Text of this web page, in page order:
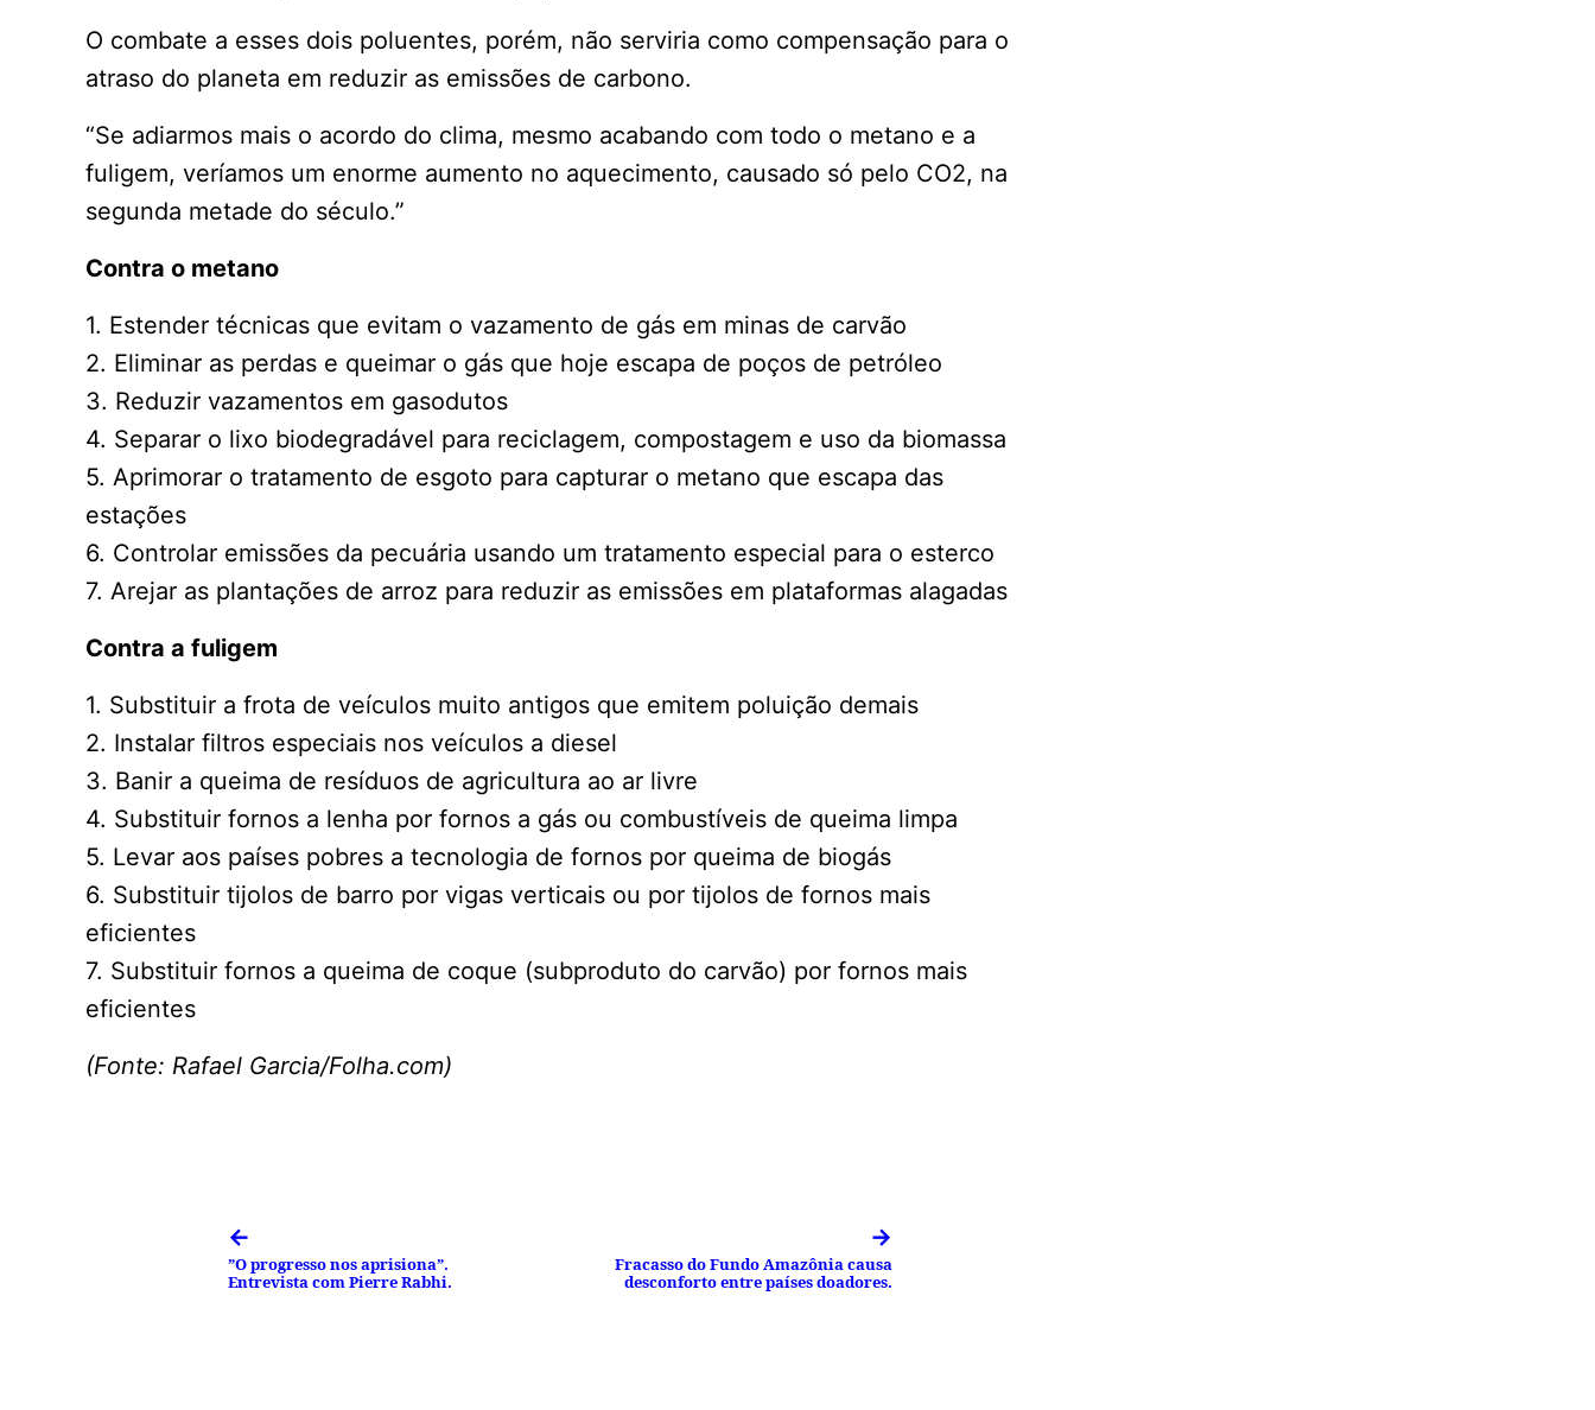
O combate a esses dois poluentes, porém, não serviria como compensação para o
atraso do planeta em reduzir as emissões de carbono.
“Se adiarmos mais o acordo do clima, mesmo acabando com todo o metano e a
fuligem, veríamos um enorme aumento no aquecimento, causado só pelo CO2, na
segunda metade do século.”
Contra o metano
1. Estender técnicas que evitam o vazamento de gás em minas de carvão
2. Eliminar as perdas e queimar o gás que hoje escapa de poços de petróleo
3. Reduzir vazamentos em gasodutos
4. Separar o lixo biodegradável para reciclagem, compostagem e uso da biomassa
5. Aprimorar o tratamento de esgoto para capturar o metano que escapa das
estações
6. Controlar emissões da pecuária usando um tratamento especial para o esterco
7. Arejar as plantações de arroz para reduzir as emissões em plataformas alagadas
Contra a fuligem
1. Substituir a frota de veículos muito antigos que emitem poluição demais
2. Instalar filtros especiais nos veículos a diesel
3. Banir a queima de resíduos de agricultura ao ar livre
4. Substituir fornos a lenha por fornos a gás ou combustíveis de queima limpa
5. Levar aos países pobres a tecnologia de fornos por queima de biogás
6. Substituir tijolos de barro por vigas verticais ou por tijolos de fornos mais
eficientes
7. Substituir fornos a queima de coque (subproduto do carvão) por fornos mais
eficientes
(Fonte: Rafael Garcia/Folha.com)
←
”O progresso nos aprisiona”.
Entrevista com Pierre Rabhi.
→
Fracasso do Fundo Amazônia causa
desconforto entre países doadores.